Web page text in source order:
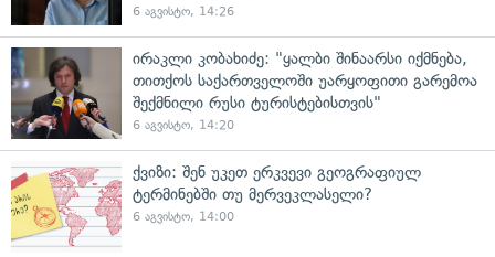
6 აგვისტო, 14:26
ირაკლი კობახიძე: "ყალბი შინაარსი იქმნება,
თითქოს საქართველოში უარყოფითი გარემოა
შექმნილი რუსი ტურისტებისთვის"
6 აგვისტო, 14:20
ქვიზი: შენ უკეთ ერკვევი გეოგრაფიულ
ტერმინებში თუ მერვეკლასელი?
6 აგვისტო, 14:00